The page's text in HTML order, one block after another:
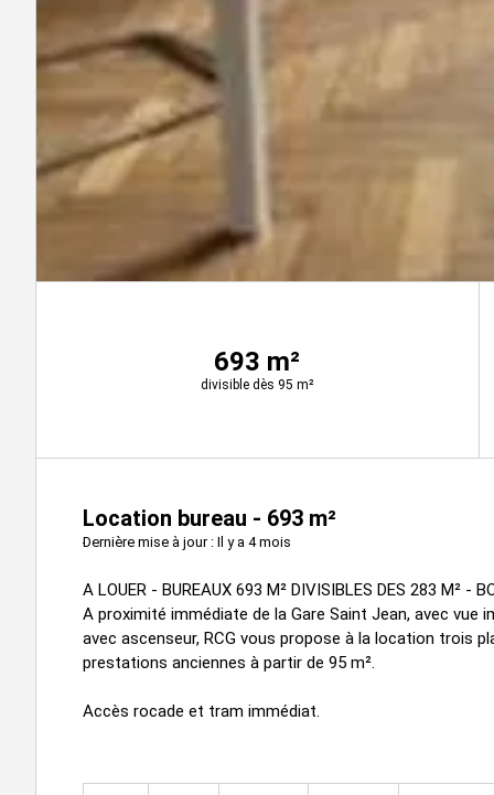
693 m²
divisible dès 95 m²
Location bureau - 693 m²
Dernière mise à jour : Il y a 4 mois
A LOUER - BUREAUX 693 M² DIVISIBLES DES 283 M² -
A proximité immédiate de la Gare Saint Jean, avec vue
avec ascenseur, RCG vous propose à la location trois
prestations anciennes à partir de 95 m².
Accès rocade et tram immédiat.